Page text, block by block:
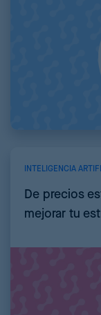
INTELIGENCIA
De precios
mejorar tu